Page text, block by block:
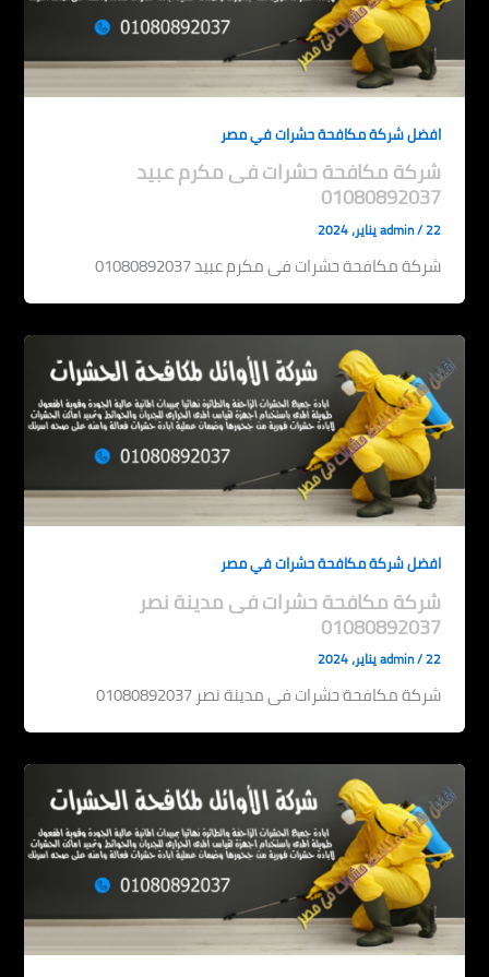
افضل شركة مكافحة حشرات في مصر
شركة مكافحة حشرات فى مكرم عبيد
01080892037
admin/22 يناير، 2024
شركة مكافحة حشرات فى مكرم عبيد 01080892037
افضل شركة مكافحة حشرات في مصر
شركة مكافحة حشرات فى مدينة نصر
01080892037
admin/22 يناير، 2024
شركة مكافحة حشرات فى مدينة نصر 01080892037